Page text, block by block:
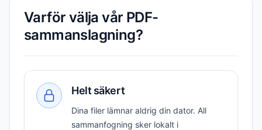
Varför välja vår PDF-
sammanslagning?
Helt säkert
Dina filer lämnar aldrig din dator. All
sammanfogning sker lokalt i